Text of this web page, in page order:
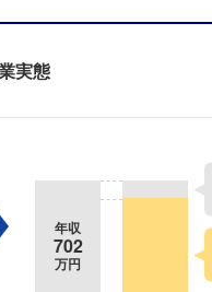
実態
年収
702
万円